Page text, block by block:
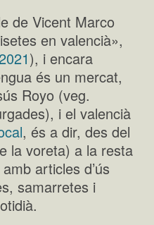
de Vicent Marco
en valencià»,
), i encara
és un mercat,
Royo (veg.
i el valencià
, és a dir, des del
la voreta) a la resta
articles d’ús
samarretes i